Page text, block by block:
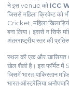
ने इस venue को ICC
जिससे महिला क्रिकेट को
Cricket महिला
बना लिया। इससे न सिर्फ
अंतरराष्ट्रीय स्तर की
स्थल की एक और खासियत
खेल शैलीहै। इस फॉर्मेट में
जिसमें भारत‑पाकिस्तान
भारत‑ऑस्ट्रेलिया